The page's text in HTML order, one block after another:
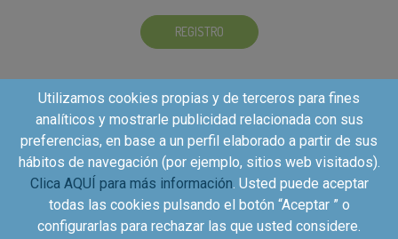
REGISTRO
Utilizamos cookies propias y de terceros para fines
analíticos y mostrarle publicidad relacionada con sus
preferencias, en base a un perfil elaborado a partir de sus
hábitos de navegación (por ejemplo, sitios web visitados).
Clica AQUÍ para más información. Usted puede aceptar
todas las cookies pulsando el botón “Aceptar ” o
configurarlas para rechazar las que usted considere.